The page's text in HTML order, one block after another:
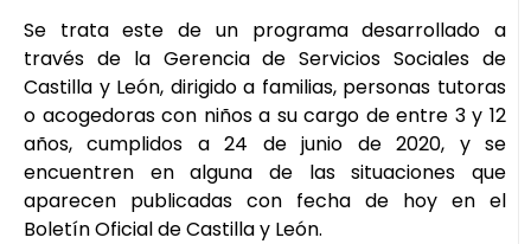
Se trata este de un programa desarrollado a
través de la Gerencia de Servicios Sociales de
Castilla y León, dirigido a familias, personas tutoras
o acogedoras con niños a su cargo de entre 3 y 12
años, cumplidos a 24 de junio de 2020, y se
encuentren en alguna de las situaciones que
aparecen publicadas con fecha de hoy en el
Boletín Oficial de Castilla y León.